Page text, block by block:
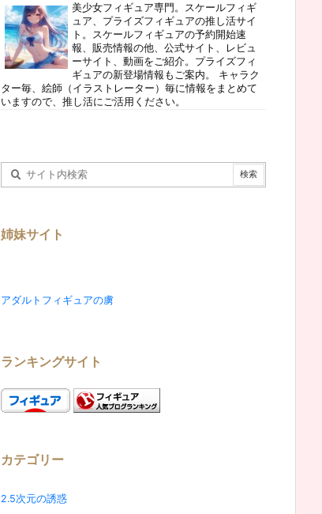
美少女フィギュア専門。スケールフィギ
ュア、プライズフィギュアの推し活サイ
ト。スケールフィギュアの予約開始速
報、販売情報の他、公式サイト、レビュ
ーサイト、動画をご紹介。プライズフィ
ギュアの新登場情報もご案内。 キャラク
ター毎、絵師（イラストレーター）毎に情報をまとめて
いますので、推し活にご活用ください。
姉妹サイト
アダルトフィギュアの虜
ランキングサイト
カテゴリー
2.5次元の誘惑